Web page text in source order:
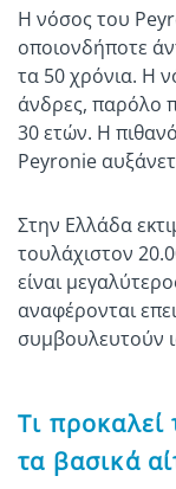
Η νόσος του
οποιονδήποτε
τα 50 χρόνια. Η
άνδρες, παρόλο
30 ετών. Η
Peyronie
Στην Ελλάδα
τουλάχιστον
είναι
αναφέρονται
συμβουλευτούν
Τι
τα βασικά